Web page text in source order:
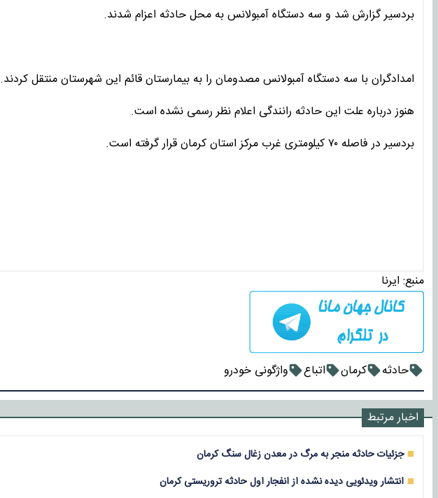
بردسیر گزارش شد و سه دستگاه آمبولانس به محل حادثه اعزام شدند.
امدادگران با سه دستگاه آمبولانس مصدومان را به بیمارستان قائم این شهرستان منتقل کردند.
هنوز درباره علت این حادثه رانندگی اعلام نظر رسمی نشده است.
بردسیر در فاصله ۷۰ کیلومتری غرب مرکز استان کرمان قرار گرفته است.
منبع: ایرنا
حادثه کرمان اتباع واژگونی خودرو
اخبار مرتبط
جزئیات حادثه منجر به مرگ در معدن زغال سنگ کرمان
انتشار ویدئویی دیده نشده از انفجار اول حادثه تروریستی کرمان